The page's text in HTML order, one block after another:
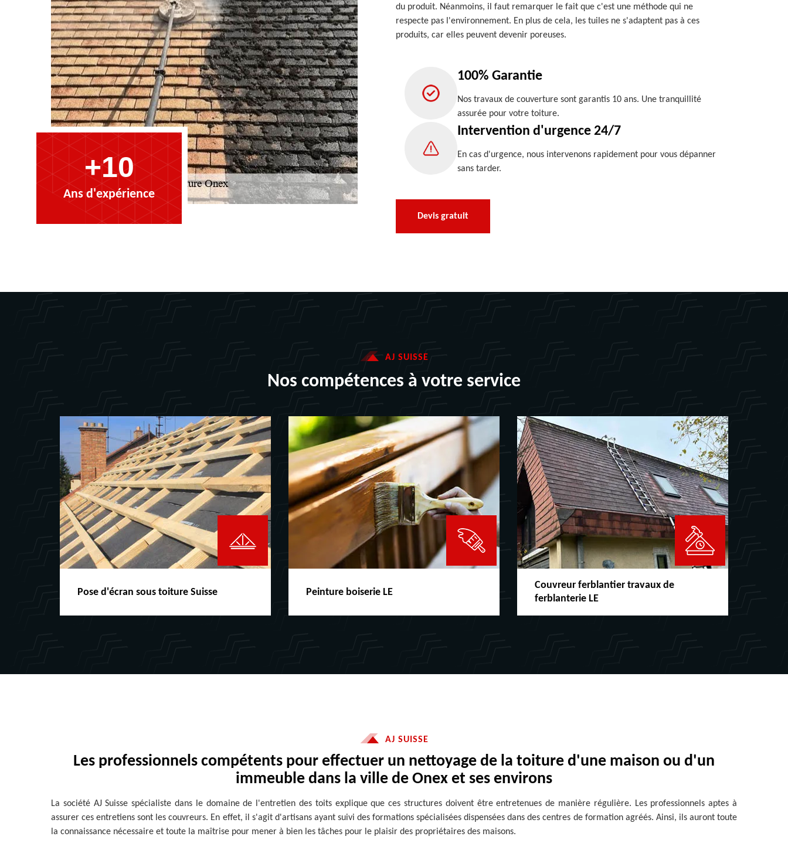
+10
Ans d'expérience
du produit. Néanmoins, il faut remarquer le fait que c'est une méthode qui ne
respecte pas l'environnement. En plus de cela, les tuiles ne s'adaptent pas à ces
produits, car elles peuvent devenir poreuses.
100% Garantie
Nos travaux de couverture sont garantis 10 ans. Une tranquillité
assurée pour votre toiture.
Intervention d'urgence 24/7
En cas d'urgence, nous intervenons rapidement pour vous dépanner
sans tarder.
Devis gratuit
AJ SUISSE
Nos compétences à votre service
Pose d'écran sous toiture Suisse Peinture boiserie LE
Couvreur ferblantier travaux de
ferblanterie LE
Réparation et
chéneaux Suisse
AJ SUISSE
Les professionnels compétents pour effectuer un nettoyage de la toiture d'une maison ou d'un
immeuble dans la ville de Onex et ses environs
La société AJ Suisse spécialiste dans le domaine de l'entretien des toits explique que ces structures doivent être entretenues de manière régulière. Les professionnels aptes à
assurer ces entretiens sont les couvreurs. En effet, il s'agit d'artisans ayant suivi des formations spécialisées dispensées dans des centres de formation agréés. Ainsi, ils auront toute
la connaissance nécessaire et toute la maîtrise pour mener à bien les tâches pour le plaisir des propriétaires des maisons.